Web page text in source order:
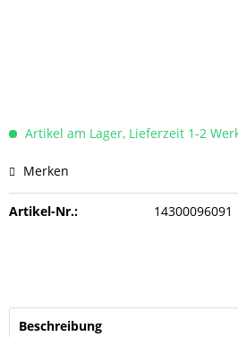
Artikel am Lager, Lieferzeit 1-2
Merken
Artikel-Nr.: 14300096091
Beschreibung